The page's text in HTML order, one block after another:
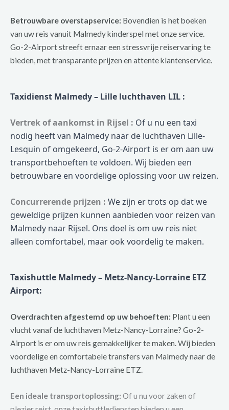
Betrouwbare overstapservice: Bovendien is het boeken
van uw reis vanuit Malmedy kinderspel met onze service.
Go-2-Airport streeft ernaar een stressvrije reiservaring te
bieden, met transparante prijzen en attente klantenservice.
Taxidienst Malmedy – Lille luchthaven LIL :
Vertrek of aankomst in Rijsel : Of u nu een taxi
nodig heeft van Malmedy naar de luchthaven Lille-
Lesquin of omgekeerd, Go-2-Airport is er om aan uw
transportbehoeften te voldoen. Wij bieden een
betrouwbare en voordelige oplossing voor uw reizen.
Concurrerende prijzen : We zijn er trots op dat we
geweldige prijzen kunnen aanbieden voor reizen van
Malmedy naar Rijsel. Ons doel is om uw reis niet
alleen comfortabel, maar ook voordelig te maken.
Taxishuttle Malmedy – Metz-Nancy-Lorraine ETZ
Airport:
Overdrachten afgestemd op uw behoeften: Plant u een
vlucht vanaf de luchthaven Metz-Nancy-Lorraine? Go-2-
Airport is er om uw reis gemakkelijker te maken. Wij bieden
voordelige en comfortabele transfers van Malmedy naar de
luchthaven Metz-Nancy-Lorraine ETZ.
Een ideale transportoplossing: Of u nu voor zaken of